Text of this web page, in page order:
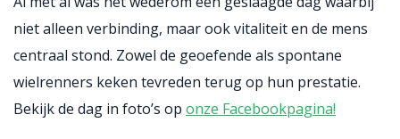
niet alleen verbinding, maar ook vitaliteit en de mens
centraal stond. Zowel de geoefende als spontane
wielrenners keken tevreden terug op hun prestatie.
Bekijk de dag in foto’s op onze Facebookpagina!